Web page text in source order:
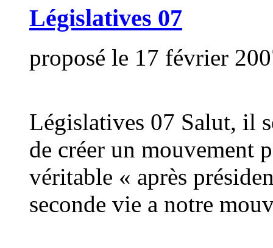
Législatives 07
proposé le 17 février
Législatives 07 Salut, il
de créer un mouvement
véritable « après
seconde vie a notre